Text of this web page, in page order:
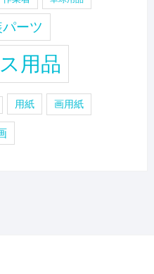
ーツ
用品
用紙 画用紙